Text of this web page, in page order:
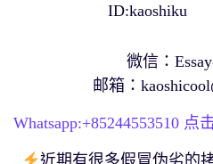
ID:kaoshiku
微信：
邮箱：
Whatsapp:+85244553510 点
近期有很多假冒伪劣的